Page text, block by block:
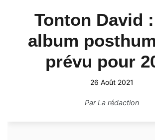
Tonton David
album
prévu pour
26 Août 2021
ParLa rédaction